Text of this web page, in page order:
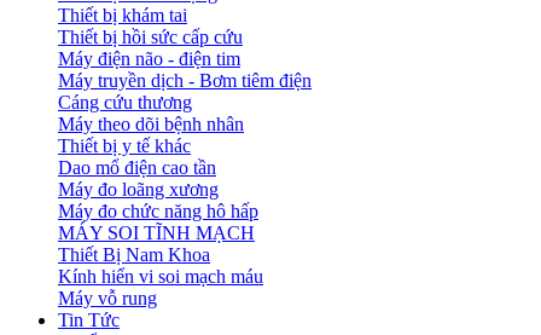
Thiết bị khám tai
Thiết bị hồi sức cấp cứu
Máy điện não - điện tim
Máy truyền dịch - Bơm tiêm điện
Cáng cứu thương
Máy theo dõi bệnh nhân
Thiết bị y tế khác
Dao mổ điện cao tần
Máy đo loãng xương
Máy đo chức năng hô hấp
MÁY SOI TĨNH MẠCH
Thiết Bị Nam Khoa
Kính hiển vi soi mạch máu
Máy vỗ rung
Tin Tức